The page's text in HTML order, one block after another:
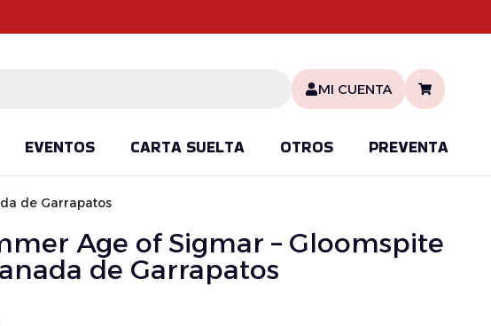
MI CUENTA
EVENTOS CARTA SUELTA OTROS PREVENTA
de Garrapatos
Age of Sigmar – Gloomspite
de Garrapatos